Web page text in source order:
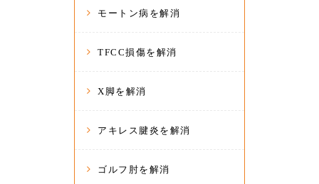
モートン病を解消
TFCC損傷を解消
X脚を解消
アキレス腱炎を解消
ゴルフ肘を解消